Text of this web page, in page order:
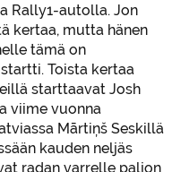
Rally1-autolla. Jon
kertaa, mutta hänen
tämä on
Toista kertaa
starttaavat Josh
viime vuonna
Mārtiņš Seskillä
kauden neljäs
radan varrelle paljon